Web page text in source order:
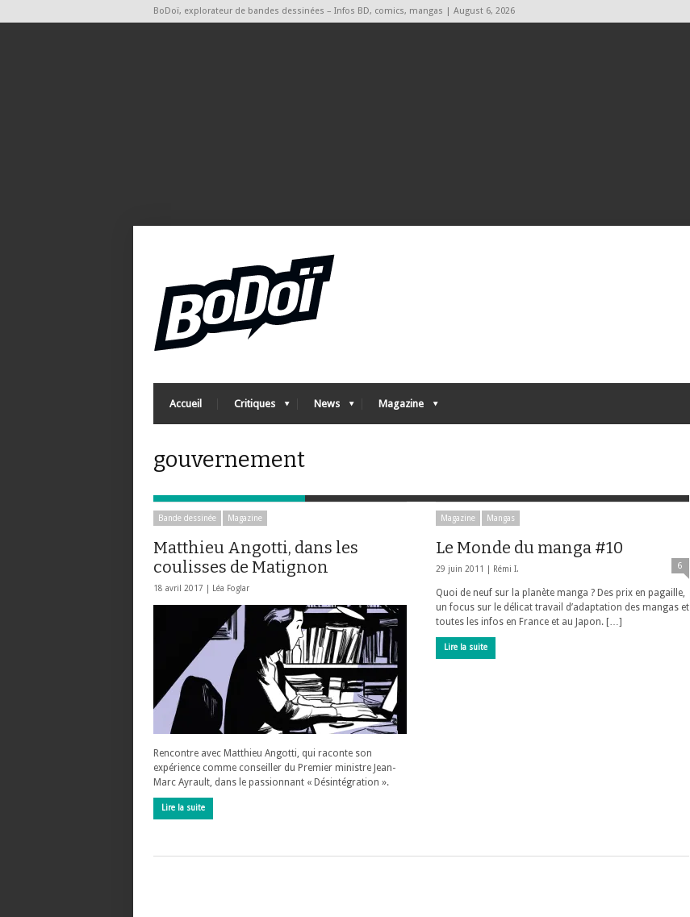
BoDoï, explorateur de bandes dessinées – Infos BD, comics, mangas | August 6, 2026
Accueil Critiques News Magazine
gouvernement
Bande dessinée Magazine
Matthieu Angotti, dans les
coulisses de Matignon
18 avril 2017 | Léa Foglar
Rencontre avec Matthieu Angotti, qui raconte son
expérience comme conseiller du Premier ministre Jean-
Marc Ayrault, dans le passionnant « Désintégration ».
Lire la suite
Magazine Mangas
Le Monde du manga #10
29 juin 2011 | Rémi I. 6
Quoi de neuf sur la planète manga ? Des prix en pagaille,
un focus sur le délicat travail d’adaptation des mangas et
toutes les infos en France et au Japon. […]
Lire la suite